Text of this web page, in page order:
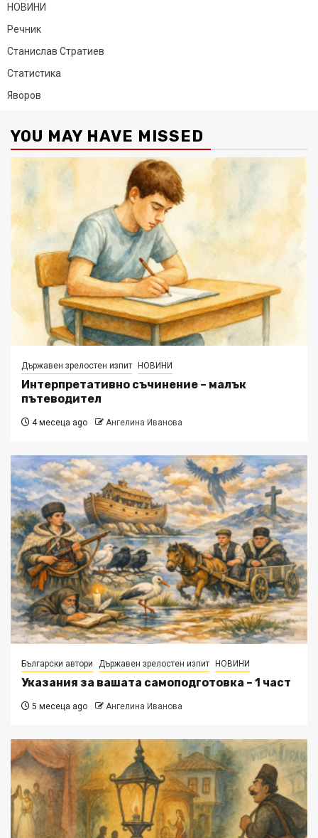
НОВИНИ
Речник
Станислав Стратиев
Статистика
Яворов
YOU MAY HAVE MISSED
Държавен зрелостен изпит НОВИНИ
Интерпретативно съчинение – малък
пътеводител
4 месеца ago Ангелина Иванова
Български автори Държавен зрелостен изпит НОВИНИ
Указания за вашата самоподготовка – 1 част
5 месеца ago Ангелина Иванова